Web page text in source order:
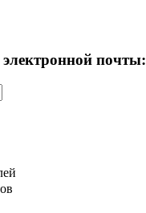
почты: